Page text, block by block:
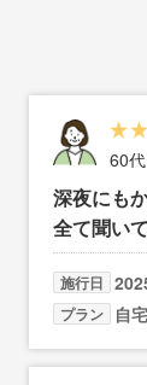
深夜にも
全て聞い
の納棺式
てもらっ
も連絡を
施行日
プラン 自